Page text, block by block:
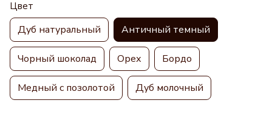
Цвет
Дуб натуральный Античный темный
Чорный шоколад Орех Бордо
Медный с позолотой Дуб молочный